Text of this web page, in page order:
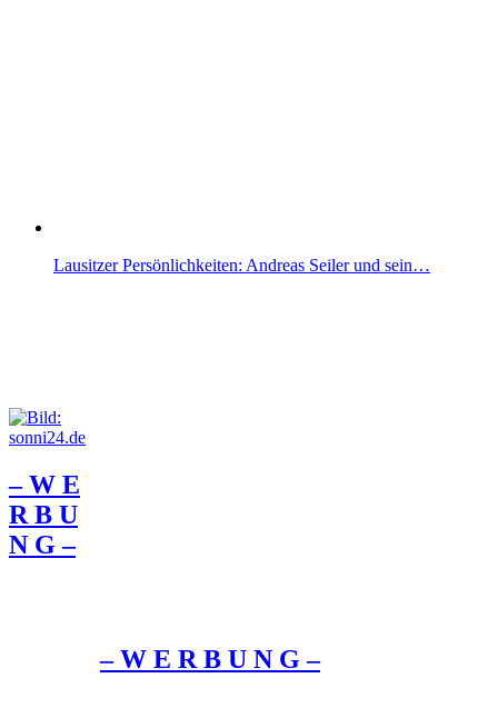
Lausitzer Persönlichkeiten: Andreas Seiler und sein…
– W Ε
R Β U
Ν G –
– W Ε R Β U Ν G –